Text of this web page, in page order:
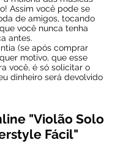
Assim você pode se
de amigos, tocando
você nunca tenha
antes.
(se após comprar
motivo, que esse
você, é só solicitar o
dinheiro será devolvido
"Violão Solo
Fácil"